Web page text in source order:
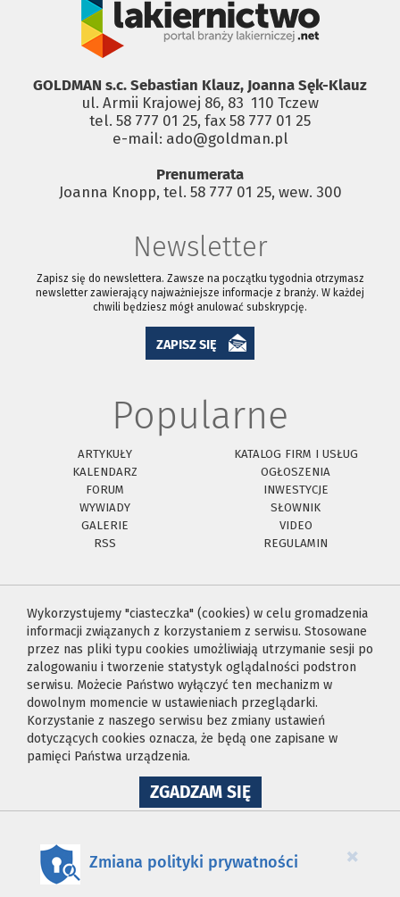
GOLDMAN s.c. Sebastian Klauz, Joanna Sęk-Klauz
ul. Armii Krajowej 86, 83 ­ 110 Tczew
tel. 58 777 01 25, fax 58 777 01 25
e-mail: ado@goldman.pl
Prenumerata
Joanna Knopp, tel. 58 777 01 25, wew. 300
Newsletter
Zapisz się do newslettera. Zawsze na początku tygodnia otrzymasz
newsletter zawierający najważniejsze informacje z branży. W każdej
chwili będziesz mógł anulować subskrypcję.
ZAPISZ SIĘ
Popularne
ARTYKUŁY
KATALOG FIRM I USŁUG
KALENDARZ
OGŁOSZENIA
FORUM
INWESTYCJE
WYWIADY
SŁOWNIK
GALERIE
VIDEO
RSS
REGULAMIN
Wykorzystujemy "ciasteczka" (cookies) w celu gromadzenia
informacji związanych z korzystaniem z serwisu. Stosowane
przez nas pliki typu cookies umożliwiają utrzymanie sesji po
zalogowaniu i tworzenie statystyk oglądalności podstron
serwisu. Możecie Państwo wyłączyć ten mechanizm w
dowolnym momencie w ustawieniach przeglądarki.
Korzystanie z naszego serwisu bez zmiany ustawień
dotyczących cookies oznacza, że będą one zapisane w
pamięci Państwa urządzenia.
ZGADZAM SIĘNA
WYKORZYSTANIE
×
Zmiana polityki prywatności